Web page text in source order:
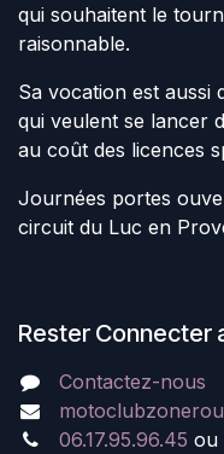
qui souhaitent le
raisonnable.
Sa vocation est aussi
qui veulent se lancer
au coût des licences
Journées portes
circuit du Luc en
Rester Connecter
Contactez-nous
06.17.95.96.45 ou